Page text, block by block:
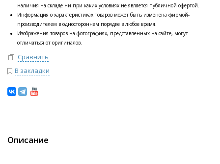
наличия на складе ни при каких условиях не является публичной офертой.
Информация о характеристиках товаров может быть изменена фирмой-
производителем в одностороннем порядке в любое время.
Изображения товаров на фотографиях, представленных на сайте, могут
отличаться от оригиналов.
Сравнить
В закладки
Описание